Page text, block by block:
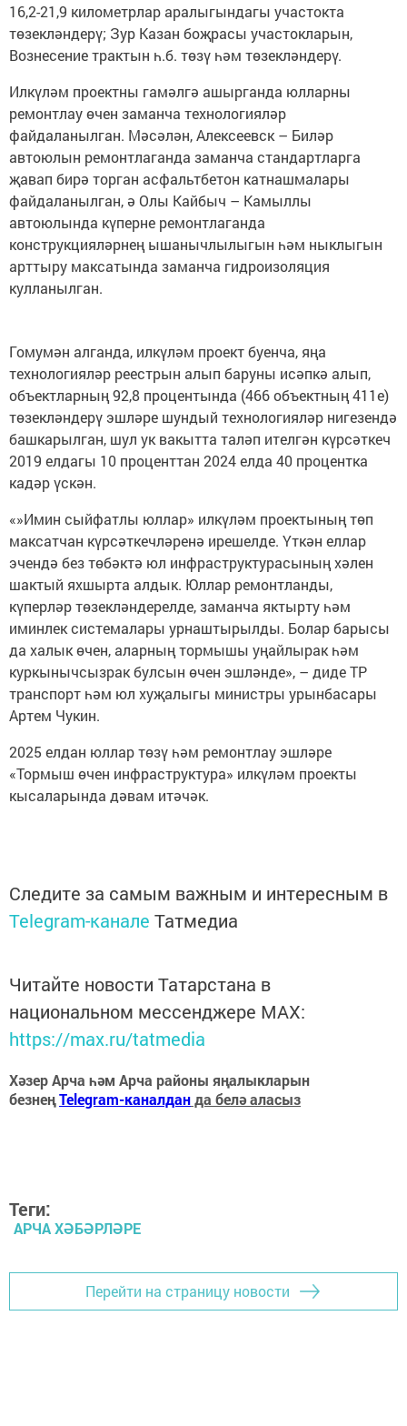
16,2-21,9 километрлар аралыгындагы участокта
төзекләндерү; Зур Казан боҗрасы участокларын,
Вознесение трактын һ.б. төзү һәм төзекләндерү.
Илкүләм проектны гамәлгә ашырганда юлларны
ремонтлау өчен заманча технологияләр
файдаланылган. Мәсәлән, Алексеевск – Биләр
автоюлын ремонтлаганда заманча стандартларга
җавап бирә торган асфальтбетон катнашмалары
файдаланылган, ә Олы Кайбыч – Камыллы
автоюлында күперне ремонтлаганда
конструкцияләрнең ышанычлылыгын һәм ныклыгын
арттыру максатында заманча гидроизоляция
кулланылган.
Гомумән алганда, илкүләм проект буенча, яңа
технологияләр реестрын алып баруны исәпкә алып,
объектларның 92,8 процентында (466 объектның 411е)
төзекләндерү эшләре шундый технологияләр нигезендә
башкарылган, шул ук вакытта таләп ителгән күрсәткеч
2019 елдагы 10 проценттан 2024 елда 40 процентка
кадәр үскән.
«»Имин сыйфатлы юллар» илкүләм проектының төп
максатчан күрсәткечләренә ирешелде. Үткән еллар
эчендә без төбәктә юл инфраструктурасының хәлен
шактый яхшырта алдык. Юллар ремонтланды,
күперләр төзекләндерелде, заманча яктырту һәм
иминлек системалары урнаштырылды. Болар барысы
да халык өчен, аларның тормышы уңайлырак һәм
куркынычсызрак булсын өчен эшләнде», – диде ТР
транспорт һәм юл хуҗалыгы министры урынбасары
Артем Чукин.
2025 елдан юллар төзү һәм ремонтлау эшләре
«Тормыш өчен инфраструктура» илкүләм проекты
кысаларында дәвам итәчәк.
Следите за самым важным и интересным в
Telegram-канале Татмедиа
Читайте новости Татарстана в
национальном мессенджере MАХ:
https://max.ru/tatmedia
Хәзер Арча һәм Арча районы яңалыкларын
безнеңTelegram-каналданда белә аласыз
Теги:
АРЧА ХӘБӘРЛӘРЕ
Перейти на страницу новости